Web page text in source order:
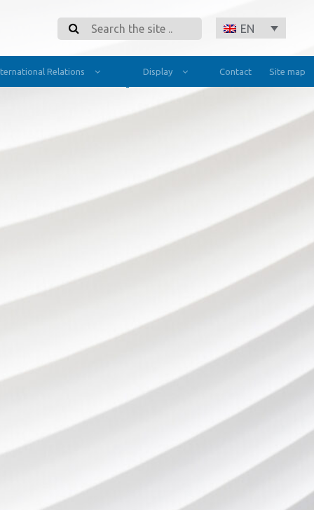
Search
EN
Relations Display Contact Site map